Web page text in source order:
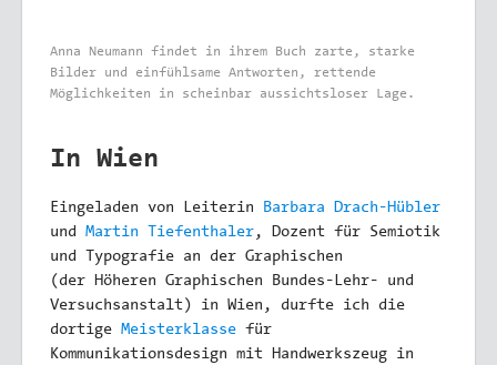
Anna Neumann findet in ihrem Buch zarte, starke
Bilder und einfühlsame Antworten, rettende
Möglichkeiten in scheinbar aussichtsloser Lage.
In Wien
Eingeladen von Leiterin Barbara Drach-Hübler
und Martin Tiefenthaler , Dozent für Semiotik
und Typografie an der Graphischen
(der Höheren Graphischen Bundes-Lehr- und
Versuchsanstalt) in Wien, durfte ich die
dortige Meisterklasse für
Kommunikationsdesign mit Handwerkszeug in